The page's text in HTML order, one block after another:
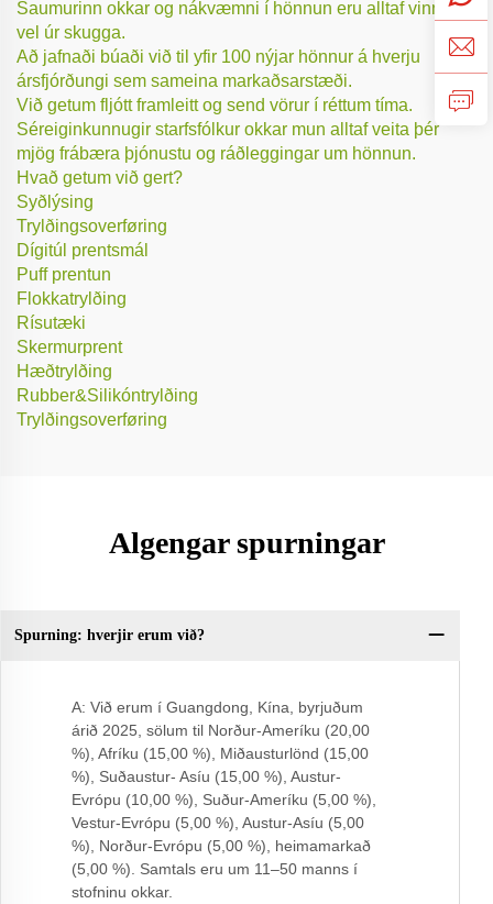
Saumurinn okkar og nákvæmni í hönnun eru alltaf vinnum
vel úr skugga.
Að jafnaði búaði við til yfir 100 nýjar hönnur á hverju
ársfjórðungi sem sameina markaðsarstæði.
Við getum fljótt framleitt og send vörur í réttum tíma.
Séreiginkunnugir starfsfólkur okkar mun alltaf veita þér
mjög frábæra þjónustu og ráðleggingar um hönnun.
Hvað getum við gert?
Syðlýsing
Trylðingsoverføring
Dígitúl prentsmál
Puff prentun
Flokkatrylðing
Rísutæki
Skermurprent
Hæðtrylðing
Rubber&Silikóntrylðing
Trylðingsoverføring
Algengar spurningar
Spurning: hverjir erum við?
A: Við erum í Guangdong, Kína, byrjuðum
árið 2025, sölum til Norður-Ameríku (20,00
%), Afríku (15,00 %), Miðausturlönd (15,00
%), Suðaustur- Asíu (15,00 %), Austur-
Evrópu (10,00 %), Suður-Ameríku (5,00 %),
Vestur-Evrópu (5,00 %), Austur-Asíu (5,00
%), Norður-Evrópu (5,00 %), heimamarkað
(5,00 %). Samtals eru um 11–50 manns í
stofninu okkar.